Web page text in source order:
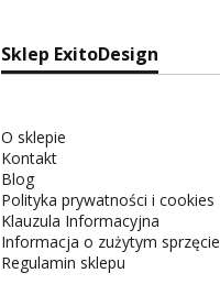
Sklep ExitoDesign
O sklepie
Kontakt
Blog
Polityka prywatności i cookies
Klauzula Informacyjna
Informacja o zużytym sprzęcie
Regulamin sklepu